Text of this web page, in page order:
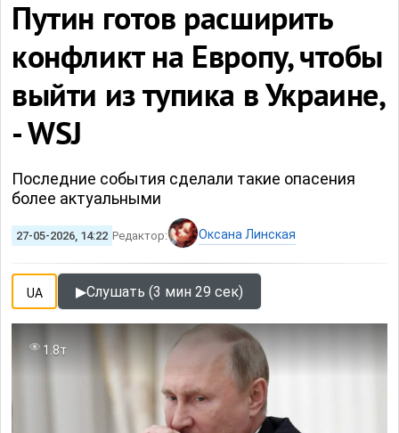
Путин готов расширить
конфликт на Европу, чтобы
выйти из тупика в Украине,
- WSJ
Последние события сделали такие опасения
более актуальными
27-05-2026, 14:22 Редактор: Оксана Линская
UA ▶Слушать (3 мин 29 сек)
1.8т